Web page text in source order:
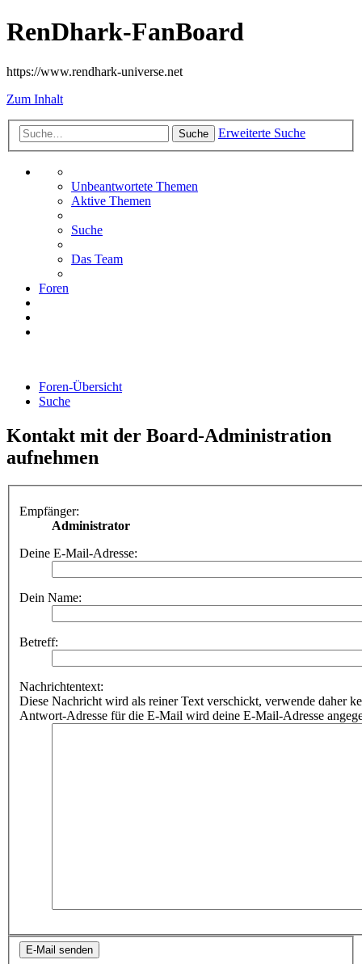
RenDhark-FanBoard
https://www.rendhark-universe.net
Zum Inhalt
Suche Erweiterte Suche
Unbeantwortete Themen
Aktive Themen
Suche
Das Team
Foren
Foren-Übersicht
Suche
Kontakt mit der Board-Administration
aufnehmen
Empfänger:
Administrator
Deine E-Mail-Adresse:
Dein Name:
Betreff:
Nachrichtentext:
Diese Nachricht wird als reiner Text verschickt, verwende daher
Antwort-Adresse für die E-Mail wird deine E-Mail-Adresse